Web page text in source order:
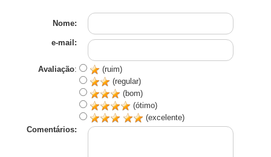
Nome:
e-mail:
Avaliação:
(ruim)
(regular)
(bom)
(ótimo)
(excelente)
Comentários: